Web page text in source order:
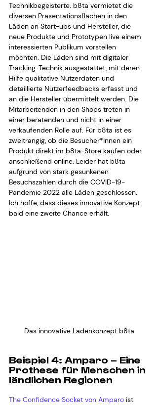
Technikbegeisterte. b8ta vermietet die
diversen Präsentationsflächen in den
Läden an Start-ups und Hersteller, die
neue Produkte und Prototypen live einem
interessierten Publikum vorstellen
möchten. Die Läden sind mit digitaler
Tracking-Technik ausgestattet, mit deren
Hilfe qualitative Nutzerdaten und
detaillierte Nutzerfeedbacks erfasst und
an die Hersteller übermittelt werden. Die
Mitarbeitenden in den Shops treten in
einer beratenden und nicht in einer
verkaufenden Rolle auf. Für b8ta ist es
zweitrangig, ob die Besucher*innen ein
Produkt direkt im b8ta-Store kaufen oder
anschließend online. Leider hat b8ta
aufgrund von stark gesunkenen
Besuchszahlen durch die COVID-19-
Pandemie 2022 alle Läden geschlossen.
Ich hoffe, dass dieses innovative Konzept
bald eine zweite Chance erhält.
Das innovative Ladenkonzept b8ta
Beispiel 4: Amparo – Eine
Prothese für Menschen in
ländlichen Regionen
The Confidence Socket von Amparo ist